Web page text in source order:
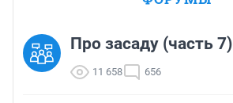
Про засаду (часть 7)
11 658 656